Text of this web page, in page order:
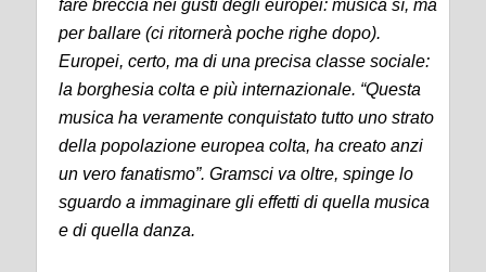
fare breccia nei gusti degli europei: musica sì, ma
per ballare (ci ritornerà poche righe dopo).
Europei, certo, ma di una precisa classe sociale:
la borghesia colta e più internazionale. “Questa
musica ha veramente conquistato tutto uno strato
della popolazione europea colta, ha creato anzi
un vero fanatismo”. Gramsci va oltre, spinge lo
sguardo a immaginare gli effetti di quella musica
e di quella danza.